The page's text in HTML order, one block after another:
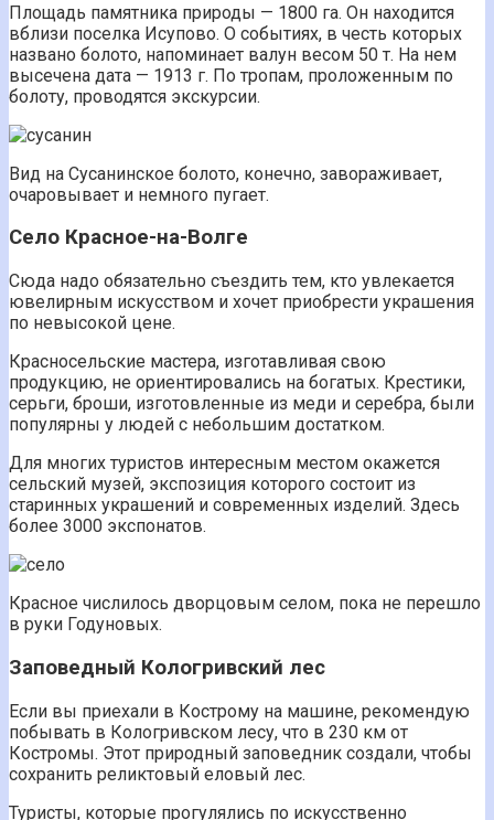
Площадь памятника природы — 1800 га. Он находится
вблизи поселка Исупово. О событиях, в честь которых
названо болото, напоминает валун весом 50 т. На нем
высечена дата — 1913 г. По тропам, проложенным по
болоту, проводятся экскурсии.
Вид на Сусанинское болото, конечно, завораживает,
очаровывает и немного пугает.
Село Красное-на-Волге
Сюда надо обязательно съездить тем, кто увлекается
ювелирным искусством и хочет приобрести украшения
по невысокой цене.
Красносельские мастера, изготавливая свою
продукцию, не ориентировались на богатых. Крестики,
серьги, броши, изготовленные из меди и серебра, были
популярны у людей с небольшим достатком.
Для многих туристов интересным местом окажется
сельский музей, экспозиция которого состоит из
старинных украшений и современных изделий. Здесь
более 3000 экспонатов.
Красное числилось дворцовым селом, пока не перешло
в руки Годуновых.
Заповедный Кологривский лес
Если вы приехали в Кострому на машине, рекомендую
побывать в Кологривском лесу, что в 230 км от
Костромы. Этот природный заповедник создали, чтобы
сохранить реликтовый еловый лес.
Туристы, которые прогулялись по искусственно